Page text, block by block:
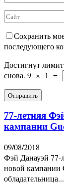
Сохранить
последующего
Достигнут
снова. 9 × 1 =
77-летняя
кампании
09/08/2018
Фэй Данауэй 77-
новой кампании
обладательница...